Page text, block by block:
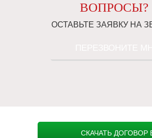
ВОПРОСЫ?
ОСТАВЬТЕ ЗАЯВКУ НА
СКАЧАТЬ ДОГОВОР